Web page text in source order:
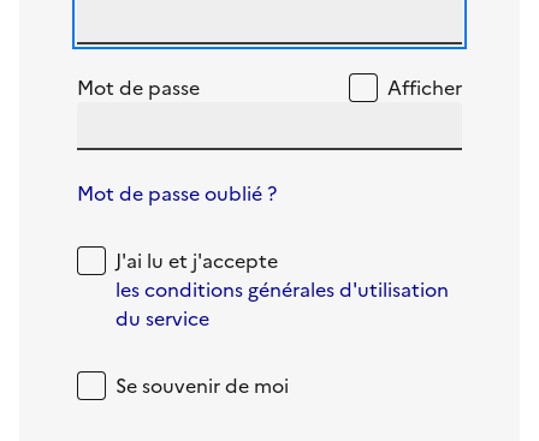
Mot de passe Afficher
Mot de passe oublié ?
J'ai lu et j'accepte
les conditions générales d'utilisation
du service
Se souvenir de moi